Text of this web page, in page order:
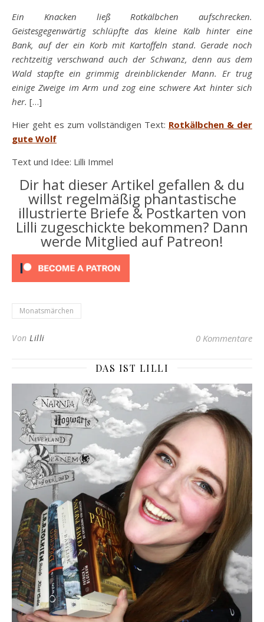
Ein Knacken ließ Rotkälbchen aufschrecken.
Geistesgegenwärtig schlüpfte das kleine Kalb hinter eine
Bank, auf der ein Korb mit Kartoffeln stand. Gerade noch
rechtzeitig verschwand auch der Schwanz, denn aus dem
Wald stapfte ein grimmig dreinblickender Mann. Er trug
einige Zweige im Arm und zog eine schwere Axt hinter sich
her. […]
Hier geht es zum vollständigen Text: Rotkälbchen & der
gute Wolf
Text und Idee: Lilli Immel
Dir hat dieser Artikel gefallen & du
willst regelmäßig phantastische
illustrierte Briefe & Postkarten von
Lilli zugeschickte bekommen? Dann
werde Mitglied auf Patreon!
Monatsmärchen
Von Lilli 0 Kommentare
DAS IST LILLI